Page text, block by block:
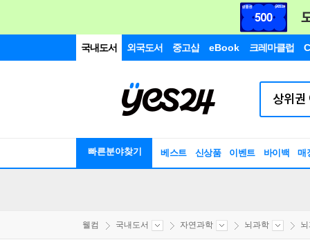
국내도서 외국도서 중고샵 eBook 크레마클럽
빠른분야찾기 베스트 신상품 이벤트 바이백 매
웰컴 국내도서 자연과학 뇌과학